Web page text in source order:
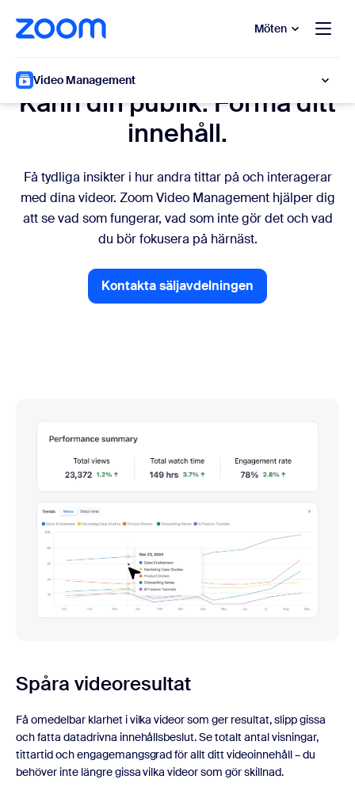
huvudinnehåll
till hjälpchatt Möten
Video Management
Känn din publik. Forma ditt
innehåll.
Få tydliga insikter i hur andra tittar på och interagerar
med dina videor. Zoom Video Management hjälper dig
att se vad som fungerar, vad som inte gör det och vad
du bör fokusera på härnäst.
Kontakta säljavdelningen
Kontakta säljavdelningen
Spåra videoresultat
Få omedelbar klarhet i vilka videor som ger resultat, slipp gissa
och fatta datadrivna innehållsbeslut. Se totalt antal visningar,
tittartid och engagemangsgrad för allt ditt videoinnehåll – du
behöver inte längre gissa vilka videor som gör skillnad.